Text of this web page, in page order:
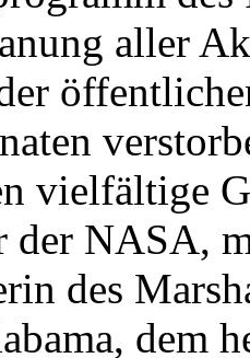
aller
vielfältige
der NASA,
des
dem